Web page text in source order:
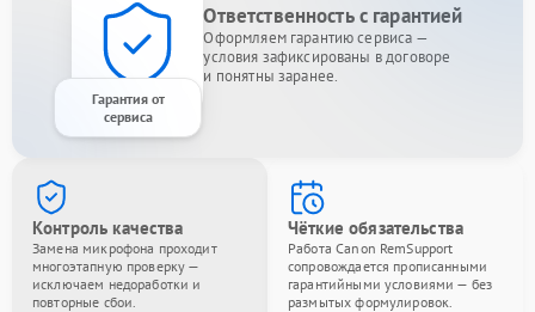
Гарантия от
сервиса
Ответственность с гарантией
Оформляем гарантию сервиса —
условия зафиксированы в договоре
и понятны заранее.
Контроль качества
Замена микрофона проходит
многоэтапную проверку —
исключаем недоработки и
повторные сбои.
Чёткие обязательства
Работа Canon RemSupport
сопровождается прописанными
гарантийными условиями — без
размытых формулировок.